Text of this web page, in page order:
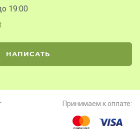
19:00
НАПИСАТЬ
Принимаем к оплате: